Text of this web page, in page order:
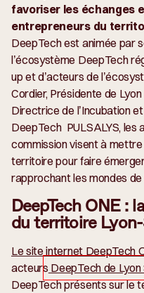
favoriser les échanges
entrepreneurs du
DeepTech est animée par
l’écosystème DeepTech
up et d’acteurs de
Cordier, Présidente de
Directrice de l’Incubation
DeepTech PULSALYS,
commission visent à
territoire pour faire
rapprochant les mondes
DeepTech ONE :
du territoire
Le site internet DeepTech
acteurs DeepTech de
DeepTech présents sur le